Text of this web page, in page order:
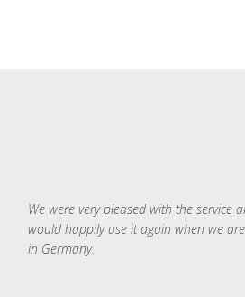
We were very pleased with the service
would happily use it again when we
in Germany.